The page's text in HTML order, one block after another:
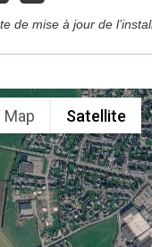
de mise à jour de
Map Satellite